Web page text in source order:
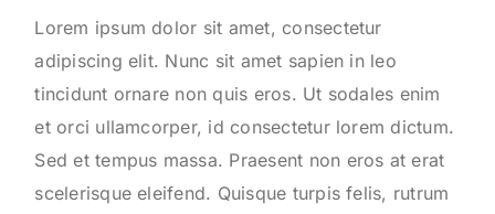
Lorem ipsum dolor sit amet, consectetur
adipiscing elit. Nunc sit amet sapien in leo
tincidunt ornare non quis eros. Ut sodales enim
et orci ullamcorper, id consectetur lorem dictum.
Sed et tempus massa. Praesent non eros at erat
scelerisque eleifend. Quisque turpis felis, rutrum